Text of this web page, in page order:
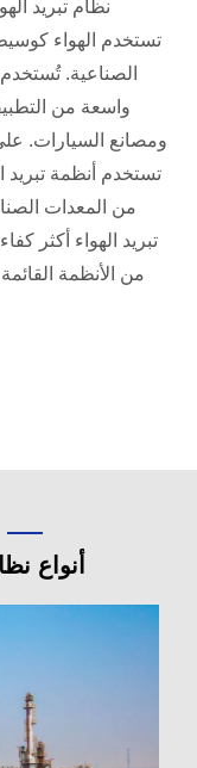
نظام تبريد
تستخدم الهواء
الصناعية.
واسعة من
ومصانع السيارات.
تستخدم أنظمة تبريد
من المعدات
تبريد الهواء أكثر
من الأنظمة
أنواع